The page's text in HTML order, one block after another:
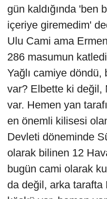
gün kaldığında 'ben
içeriye giremedim'
Ulu Cami ama
286 masumun
Yağlı camiye
var? Elbette ki değil,
var. Hemen yan
en önemli kilisesi
Devleti döneminde
olarak bilinen 12
bugün cami olarak
da değil, arka tarafta